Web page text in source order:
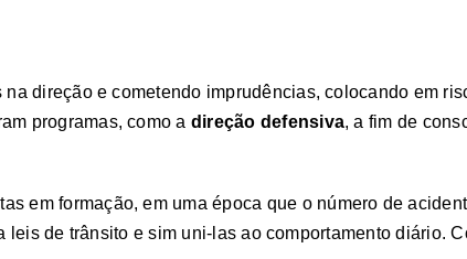
direção e cometendo imprudências, colocando em
programas, como a direção defensiva, a fim de
em formação, em uma época que o número de
de trânsito e sim uni-las ao comportamento diário.